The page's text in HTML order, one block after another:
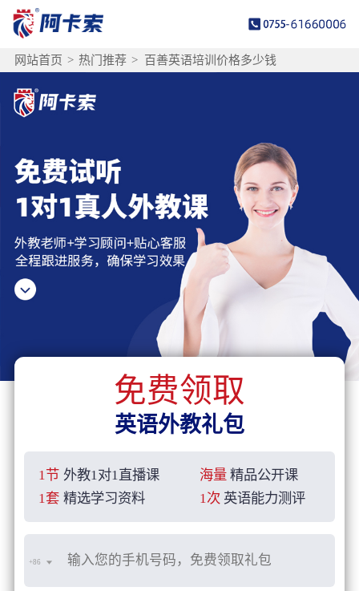
网站首页 > 热门推荐 > 百善英语培训价格多少钱
免费领取
英语外教礼包
1节 外教1对1直播课 海量 精品公开课
1套 精选学习资料 1次 英语能力测评
+86